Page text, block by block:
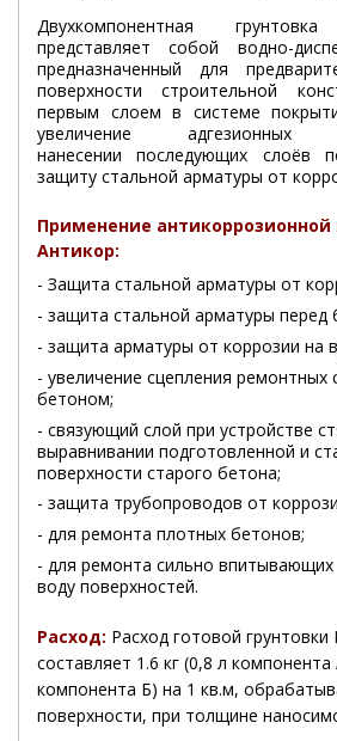
Двухкомпонентная
представляет собой водно-
предназначенный для
поверхности строительной
первым слоем в системе
увеличение
нанесении последующих слоёв
защиту стальной арматуры от
Применение антикоррозионной
Антикор:
- Защита стальной арматуры от
- защита стальной арматуры перед
- защита арматуры от коррозии на
- увеличение сцепления ремонтных
бетоном;
- связующий слой при устройстве
выравнивании подготовленной и
поверхности старого бетона;
- защита трубопроводов от
- для ремонта плотных бетонов;
- для ремонта сильно впитывающих
воду поверхностей.
Расход: Расход готовой
составляет 1.6 кг (0,8 л компонента
компонента Б) на 1 кв.м,
поверхности, при толщине